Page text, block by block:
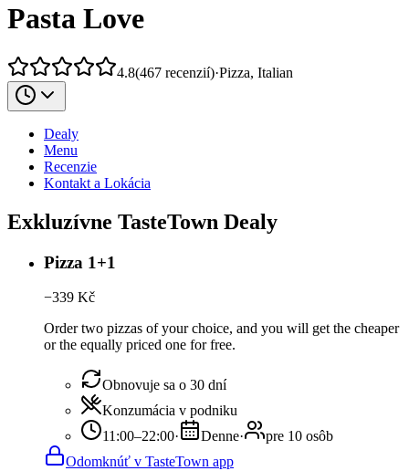
Pasta Love
4.8(467 recenzií)·Pizza, Italian
Dealy
Menu
Recenzie
Kontakt a Lokácia
Exkluzívne TasteTown Dealy
Pizza 1+1
−339 Kč
Order two pizzas of your choice, and you will get the cheaper
or the equally priced one for free.
Obnovuje sa o 30 dní
Konzumácia v podniku
11:00–22:00· Denne·
pre 10 osôb
Odomknúť v TasteTown app